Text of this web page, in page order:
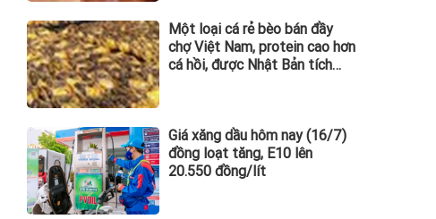
Một loại cá rẻ bèo bán đầy
chợ Việt Nam, protein cao hơn
cá hồi, được Nhật Bản tích
Giá xăng dầu hôm nay (16/7)
đồng loạt tăng, E10 lên
20.550 đồng/lít